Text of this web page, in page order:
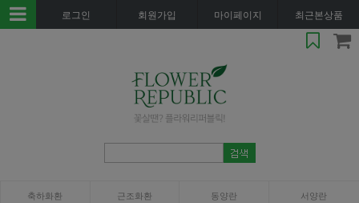
로그인 회원가입 마이페이지 최근본상품
축하화환 근조화환 동양란 서양란